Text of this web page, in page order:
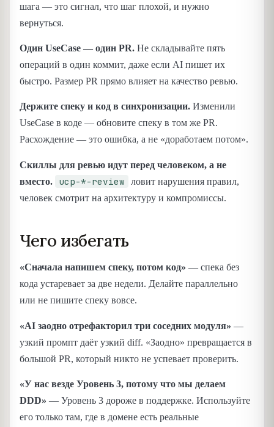
шага — это сигнал, что шаг плохой, и нужно
вернуться.
Один UseCase — один PR. Не складывайте пять
операций в один коммит, даже если AI пишет их
быстро. Размер PR прямо влияет на качество ревью.
Держите спеку и код в синхронизации. Изменили
UseCase в коде — обновите спеку в том же PR.
Расхождение — это ошибка, а не «доработаем потом».
Скиллы для ревью идут перед человеком, а не
вместо.
ucp-*-review
ловит нарушения правил,
человек смотрит на архитектуру и компромиссы.
Чего избегать
«Сначала напишем спеку, потом код» — спека без
кода устаревает за две недели. Делайте параллельно
или не пишите спеку вовсе.
«AI заодно отрефакторил три соседних модуля» —
узкий промпт даёт узкий diff. «Заодно» превращается в
большой PR, который никто не успевает проверить.
«У нас везде Уровень 3, потому что мы делаем
DDD» — Уровень 3 дороже в поддержке. Используйте
его только там, где в домене есть реальные